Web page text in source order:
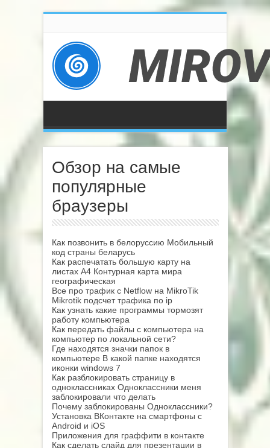
Обзор на самые
популярные
браузеры
Как позвонить в белоруссию Мобильный
код страны беларусь
Как распечатать большую карту на
листах А4 Контурная карта мира
географическая
Все про трафик с Netflow на MikroTik
Mikrotik подсчет трафика по ip
Как узнать какие программы тормозят
работу компьютера
Как передать файлы с компьютера на
компьютер по локальной сети?
Где находятся значки папок в
компьютере В какой папке находятся
иконки windows 7
Как разблокировать страницу в
одноклассниках Одноклассники меня
заблокировали что делать
Почему заблокированы Одноклассники?
Установка ВКонтакте на смартфоны с
Android и iOS
Приложения для граффити в контакте
Как сделать слайд для презентации в